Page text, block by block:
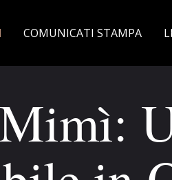
COMUNICATI STAMPA